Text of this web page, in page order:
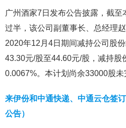
广州酒家7日发布公告披露，截至
过半，该公司副董事长、总经理
2020年12月4日期间减持公司股
43.30元/股至44.60元/股，减持股
0.0067%。本计划尚余33000股未
来伊份和中通快递、中通云仓签
公告）